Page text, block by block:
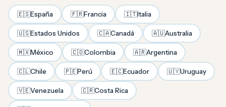
🇪🇸España 🇫🇷Francia 🇮🇹Italia
🇺🇸Estados Unidos 🇨🇦Canadá 🇦🇺Australia
🇲🇽México 🇨🇴Colombia 🇦🇷Argentina
🇨🇱Chile 🇵🇪Perú 🇪🇨Ecuador 🇺🇾Uruguay
🇻🇪Venezuela 🇨🇷Costa Rica